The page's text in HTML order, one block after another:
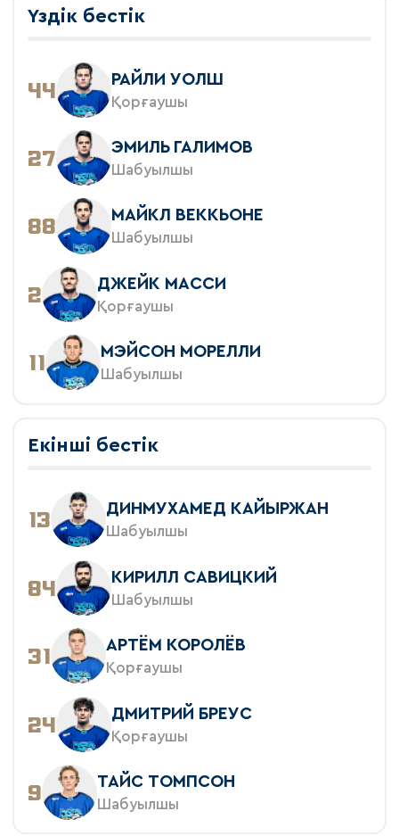
Үздік бестік
44 РАЙЛИ УОЛШ
Қорғаушы
27 ЭМИЛЬ ГАЛИМОВ
Шабуылшы
88 МАЙКЛ ВЕККЬОНЕ
Шабуылшы
2 ДЖЕЙК МАССИ
Қорғаушы
11 МЭЙСОН МОРЕЛЛИ
Шабуылшы
Екінші бестік
13 ДИНМУХАМЕД КАЙЫРЖАН
Шабуылшы
84 КИРИЛЛ САВИЦКИЙ
Шабуылшы
31 АРТЁМ КОРОЛЁВ
Қорғаушы
24 ДМИТРИЙ БРЕУС
Қорғаушы
9 ТАЙС ТОМПСОН
Шабуылшы